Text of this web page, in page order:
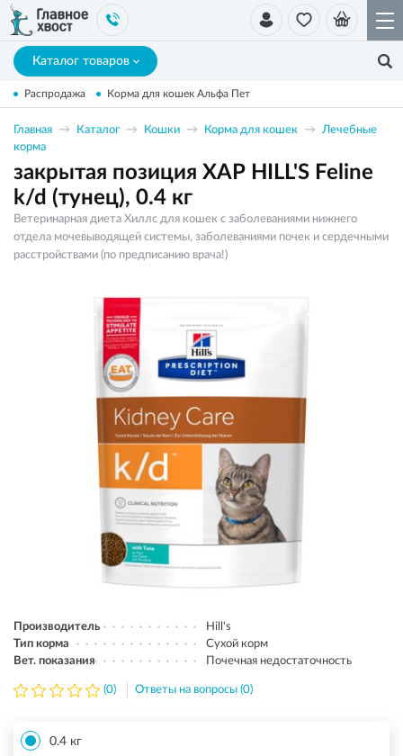
Каталог товаров
Распродажа Корма для кошек Альфа Пет
Главная Каталог Кошки Корма для кошек
Лечебные
корма
закрытая позиция ХАР HILL'S Feline
k/d (тунец), 0.4 кг
Ветеринарная диета Хиллс для кошек с заболеваниями нижнего
отдела мочевыводящей системы, заболеваниями почек и сердечными
расстройствами (по предписанию врача!)
Производитель
Hill's
Тип корма
Сухой корм
Вет. показания
Почечная недостаточность
(0) Ответы на вопросы (0)
0.4 кг